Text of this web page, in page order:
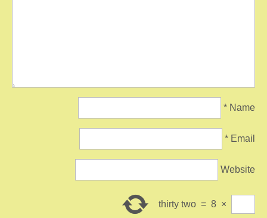
Name
*
Email
*
Website
×
8
=
thirty two